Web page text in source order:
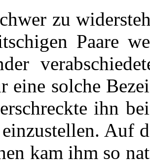
zu
Paare
eine solche
ihn
einzustellen. Auf
kam ihm so